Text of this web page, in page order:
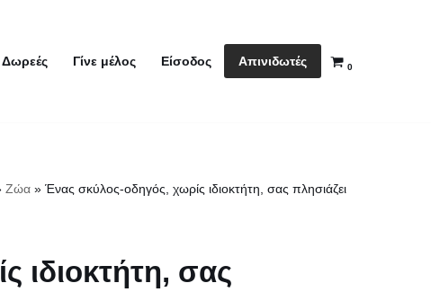
Δωρεές Γίνε μέλος Είσοδος Απινιδωτές 0
Ζώα » Ένας σκύλος-οδηγός, χωρίς ιδιοκτήτη, σας πλησιάζει
ιδιοκτήτη, σας